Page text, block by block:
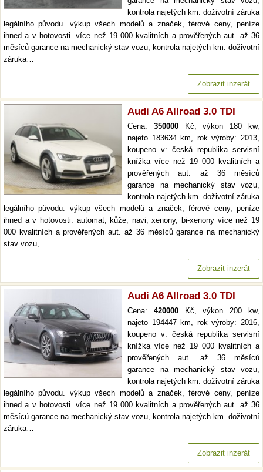
kontrola najetých km. doživotní záruka
legálního původu. výkup všech modelů a značek, férové ceny, peníze
ihned a v hotovosti. více než 19 000 kvalitních a prověřených aut. až 36
měsíců garance na mechanický stav vozu, kontrola najetých km. doživotní
záruka…
Zobrazit inzerát
Audi A6 Allroad 3.0 TDI
Cena: 350000Kč, výkon 180 kw,
najeto 183634 km, rok výroby: 2013,
koupeno v: česká republika servisní
knížka více než 19 000 kvalitních a
prověřených aut. až 36 měsíců
garance na mechanický stav vozu,
kontrola najetých km. doživotní záruka
legálního původu. výkup všech modelů a značek, férové ceny, peníze
ihned a v hotovosti. automat, kůže, navi, xenony, bi-xenony více než 19
000 kvalitních a prověřených aut. až 36 měsíců garance na mechanický
stav vozu,…
Zobrazit inzerát
Audi A6 Allroad 3.0 TDI
Cena: 420000Kč, výkon 200 kw,
najeto 194447 km, rok výroby: 2016,
koupeno v: česká republika servisní
knížka více než 19 000 kvalitních a
prověřených aut. až 36 měsíců
garance na mechanický stav vozu,
kontrola najetých km. doživotní záruka
legálního původu. výkup všech modelů a značek, férové ceny, peníze
ihned a v hotovosti. více než 19 000 kvalitních a prověřených aut. až 36
měsíců garance na mechanický stav vozu, kontrola najetých km. doživotní
záruka…
Zobrazit inzerát